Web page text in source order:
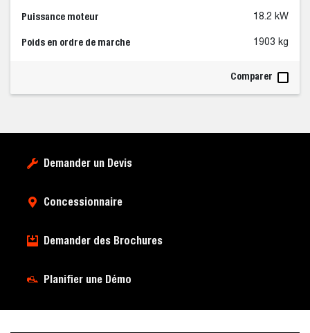
Puissance moteur 18.2 kW
Poids en ordre de marche 1903 kg
Comparer
Demander un Devis
Concessionnaire
Demander des Brochures
Planifier une Démo